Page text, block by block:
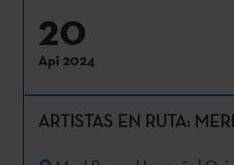
20
Api 2024
ARTISTAS EN RUTA: